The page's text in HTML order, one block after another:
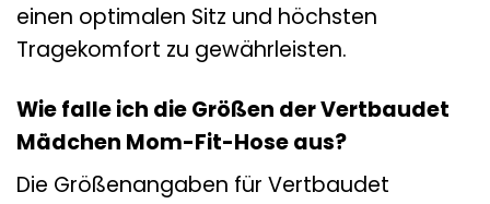
einen optimalen Sitz und höchsten
Tragekomfort zu gewährleisten.
Wie falle ich die Größen der Vertbaudet
Mädchen Mom-Fit-Hose aus?
Die Größenangaben für Vertbaudet